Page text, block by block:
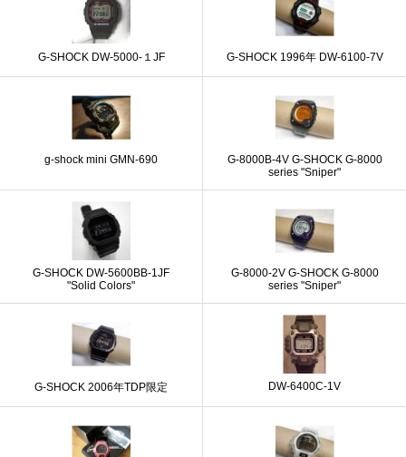
G-SHOCK DW-5000-１JF G-SHOCK 1996年 DW-6100-7V
g-shock mini GMN-690
G-8000B-4V G-SHOCK G-8000
series "Sniper"
G-SHOCK DW-5600BB-1JF
"Solid Colors"
G-8000-2V G-SHOCK G-8000
series "Sniper"
G-SHOCK 2006年TDP限定 DW-6400C-1V